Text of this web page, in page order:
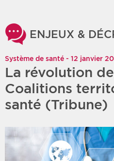
ENJEUX &
Système de santé - 12 janvier
La révolution
Coalitions
santé (Tribune)